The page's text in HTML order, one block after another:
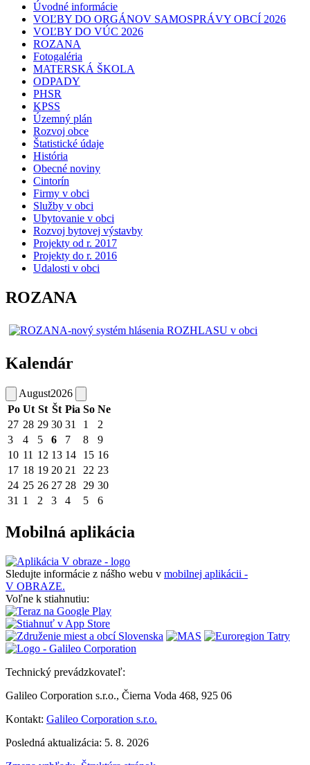
Úvodné informácie
VOĽBY DO ORGÁNOV SAMOSPRÁVY OBCÍ 2026
VOĽBY DO VÚC 2026
ROZANA
Fotogaléria
MATERSKÁ ŠKOLA
ODPADY
PHSR
KPSS
Územný plán
Rozvoj obce
Štatistické údaje
História
Obecné noviny
Cintorín
Firmy v obci
Služby v obci
Ubytovanie v obci
Rozvoj bytovej výstavby
Projekty od r. 2017
Projekty do r. 2016
Udalosti v obci
ROZANA
Kalendár
August2026
Po Ut St Št Pia So Ne
27 28 29 30 31 1
2
3
4 5 6 7 8
9
10 11 12 13 14 15 16
17 18 19 20 21 22 23
24 25 26 27 28 29 30
31 1 2 3 4 5 6
Mobilná aplikácia
Sledujte informácie z nášho webu v mobilnej aplikácii -
V OBRAZE.
Voľne k stiahnutiu:
Technický prevádzkovateľ:
Galileo Corporation s.r.o., Čierna Voda 468, 925 06
Kontakt: Galileo Corporation s.r.o.
Posledná aktualizácia: 5. 8. 2026